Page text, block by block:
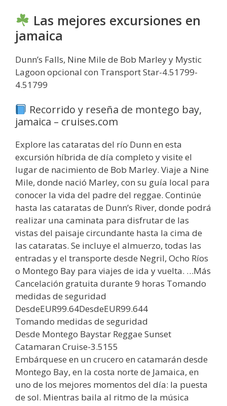
Las mejores excursiones en
jamaica
Dunn’s Falls, Nine Mile de Bob Marley y Mystic
Lagoon opcional con Transport Star-4.51799-
4.51799
Recorrido y reseña de montego bay,
jamaica – cruises.com
Explore las cataratas del río Dunn en esta
excursión híbrida de día completo y visite el
lugar de nacimiento de Bob Marley. Viaje a Nine
Mile, donde nació Marley, con su guía local para
conocer la vida del padre del reggae. Continúe
hasta las cataratas de Dunn’s River, donde podrá
realizar una caminata para disfrutar de las
vistas del paisaje circundante hasta la cima de
las cataratas. Se incluye el almuerzo, todas las
entradas y el transporte desde Negril, Ocho Ríos
o Montego Bay para viajes de ida y vuelta. …Más
Cancelación gratuita durante 9 horas Tomando
medidas de seguridad
DesdeEUR99.64DesdeEUR99.644
Tomando medidas de seguridad
Desde Montego Baystar Reggae Sunset
Catamaran Cruise-3.5155
Embárquese en un crucero en catamarán desde
Montego Bay, en la costa norte de Jamaica, en
uno de los mejores momentos del día: la puesta
de sol. Mientras baila al ritmo de la música